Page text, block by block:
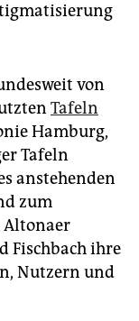
von
Tafeln
Hamburg,
Tafeln
anstehenden
zum
Altonaer
Fischbach ihre
Nutzern und